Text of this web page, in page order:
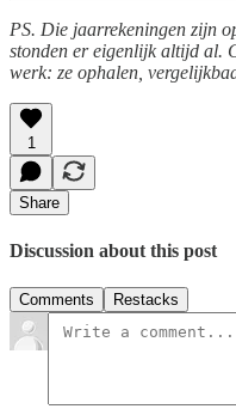
PS. Die jaarrekeningen zijn
stonden er eigenlijk altijd al.
werk: ze ophalen,
1
Share
Discussion about this post
Comments Restacks